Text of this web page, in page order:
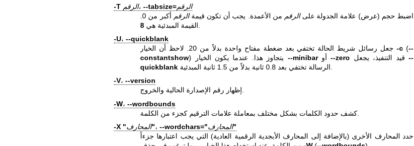
-T الرقم، --tabsize=الرقم
اضبط حجم (عرض) علامة الجدولة علىالرقم من الأعمدة. يجب أن تكون قيمةالرقم
أكبر من 0.
القيمة المبدئية هي 8
-U، --quickblank
جعل رسائل شريط الحالة تختفي بعد ضغطة مفتاح واحدة بدلاً من 20. لاحظ أن الخيار-c (--
constantshow
--minibar أو--zero قيد التنفيذ، يجعل--
quickblank
-V، --version
إظهار رقم الإصدارة الحالية والخروج.
-W، --wordbounds
-X "المحارف"، --wordchars="المحارف"
حدد المحارف الأخرى (بالإضافة إلى المحارف الأبجدية الرقمية العادية) التي يجب اعتبارها جزءاً